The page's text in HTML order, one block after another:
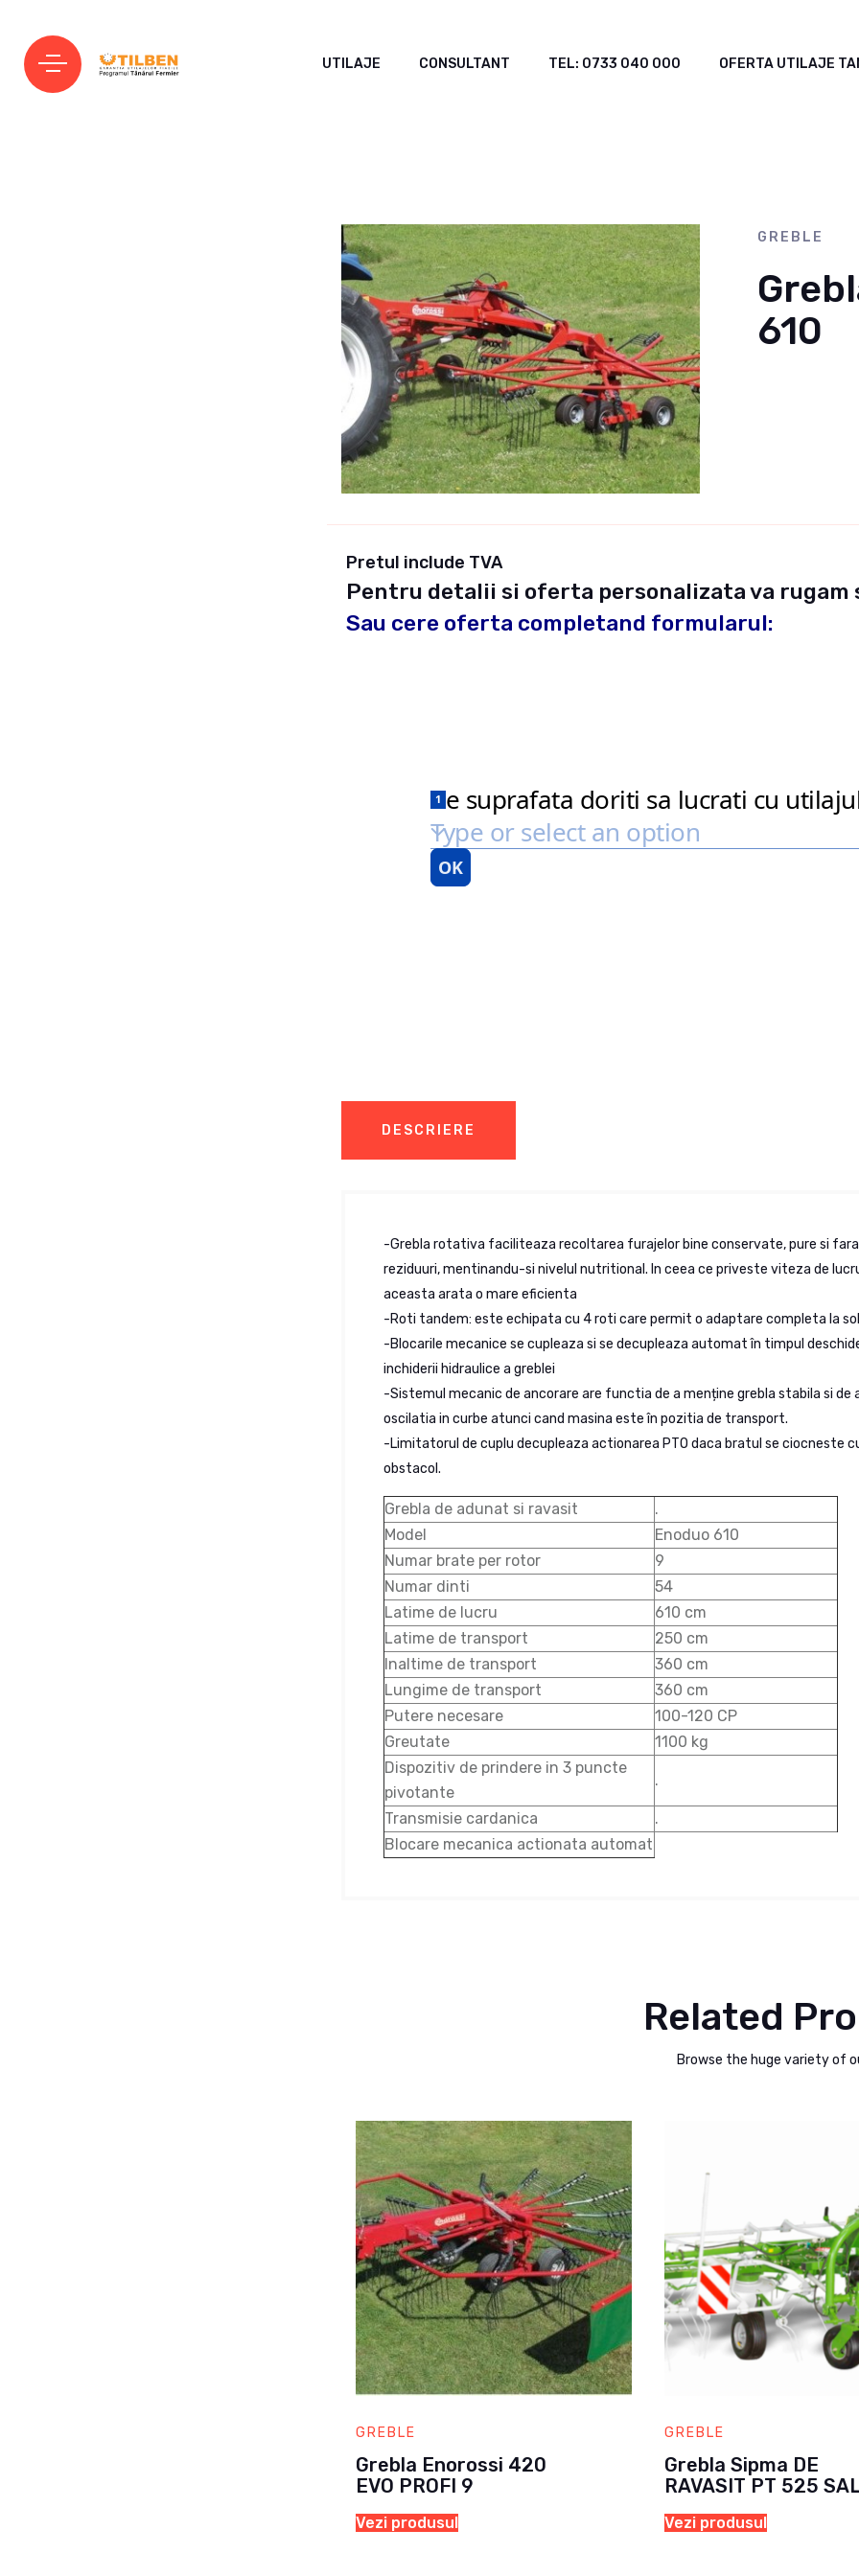
UTILAJE CONSULTANT TEL: 0733 040 000 OFERTA UTILAJE
GREBLE
610
Pretul include TVA
Pentru detalii si oferta personalizata va
Sau cere oferta completand formularul:
DESCRIERE
-Grebla rotativa faciliteaza recoltarea furajelor bine conservate, pure si fara
reziduuri, mentinandu-si nivelul nutritional. In ceea ce priveste viteza de
aceasta arata o mare eficienta
-Roti tandem: este echipata cu 4 roti care permit o adaptare completa la
-Blocarile mecanice se cupleaza si se decupleaza automat în timpul
inchiderii hidraulice a greblei
-Sistemul mecanic de ancorare are functia de a menține grebla stabila si de
oscilatia in curbe atunci cand masina este în pozitia de transport.
-Limitatorul de cuplu decupleaza actionarea PTO daca bratul se ciocneste
obstacol.
Grebla de adunat si ravasit
.
Model
Enoduo 610
Numar brate per rotor
9
Numar dinti
54
Latime de lucru
610 cm
Latime de transport
250 cm
Inaltime de transport
360 cm
Lungime de transport
360 cm
Putere necesare
100-120 CP
Greutate
1100 kg
Dispozitiv de prindere in 3 puncte
pivotante
.
Transmisie cardanica
.
Blocare mecanica actionata automat
Related
Browse the huge variety of
GREBLE
Grebla Enorossi 420
EVO PROFI 9
Vezi produsul
GREBLE
Grebla Sipma DE
RAVASIT PT 525
Vezi produsul